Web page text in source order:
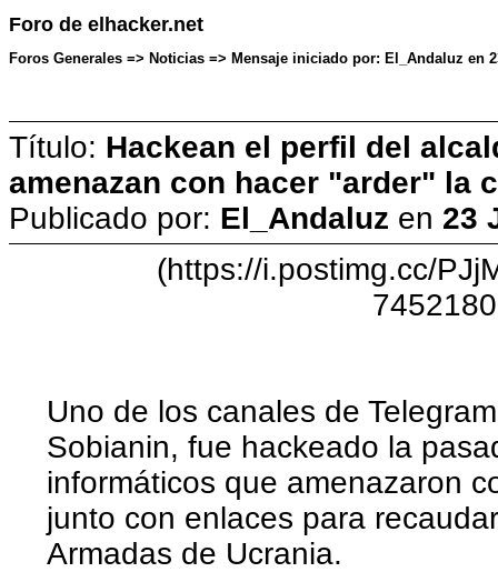
Foro de elhacker.net
Foros Generales => Noticias => Mensaje iniciado por: El_Andaluz en
Título: Hackean el perfil del
amenazan con hacer "arder" la
Publicado por: El_Andaluz en 23
(https://i.postimg.cc/
Uno de los canales de
Sobianin, fue hackeado la
informáticos que amenazaron
junto con enlaces para
Armadas de Ucrania.